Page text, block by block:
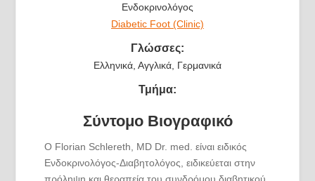
Ενδοκρινολόγος
Diabetic Foot (Clinic)
Γλώσσες:
Ελληνικά, Αγγλικά, Γερμανικά
Τμήμα:
Σύντομο Βιογραφικό
Ο Florian Schlereth, MD Dr. med. είναι ειδικός
Ενδοκρινολόγος-Διαβητολόγος, ειδικεύεται στην